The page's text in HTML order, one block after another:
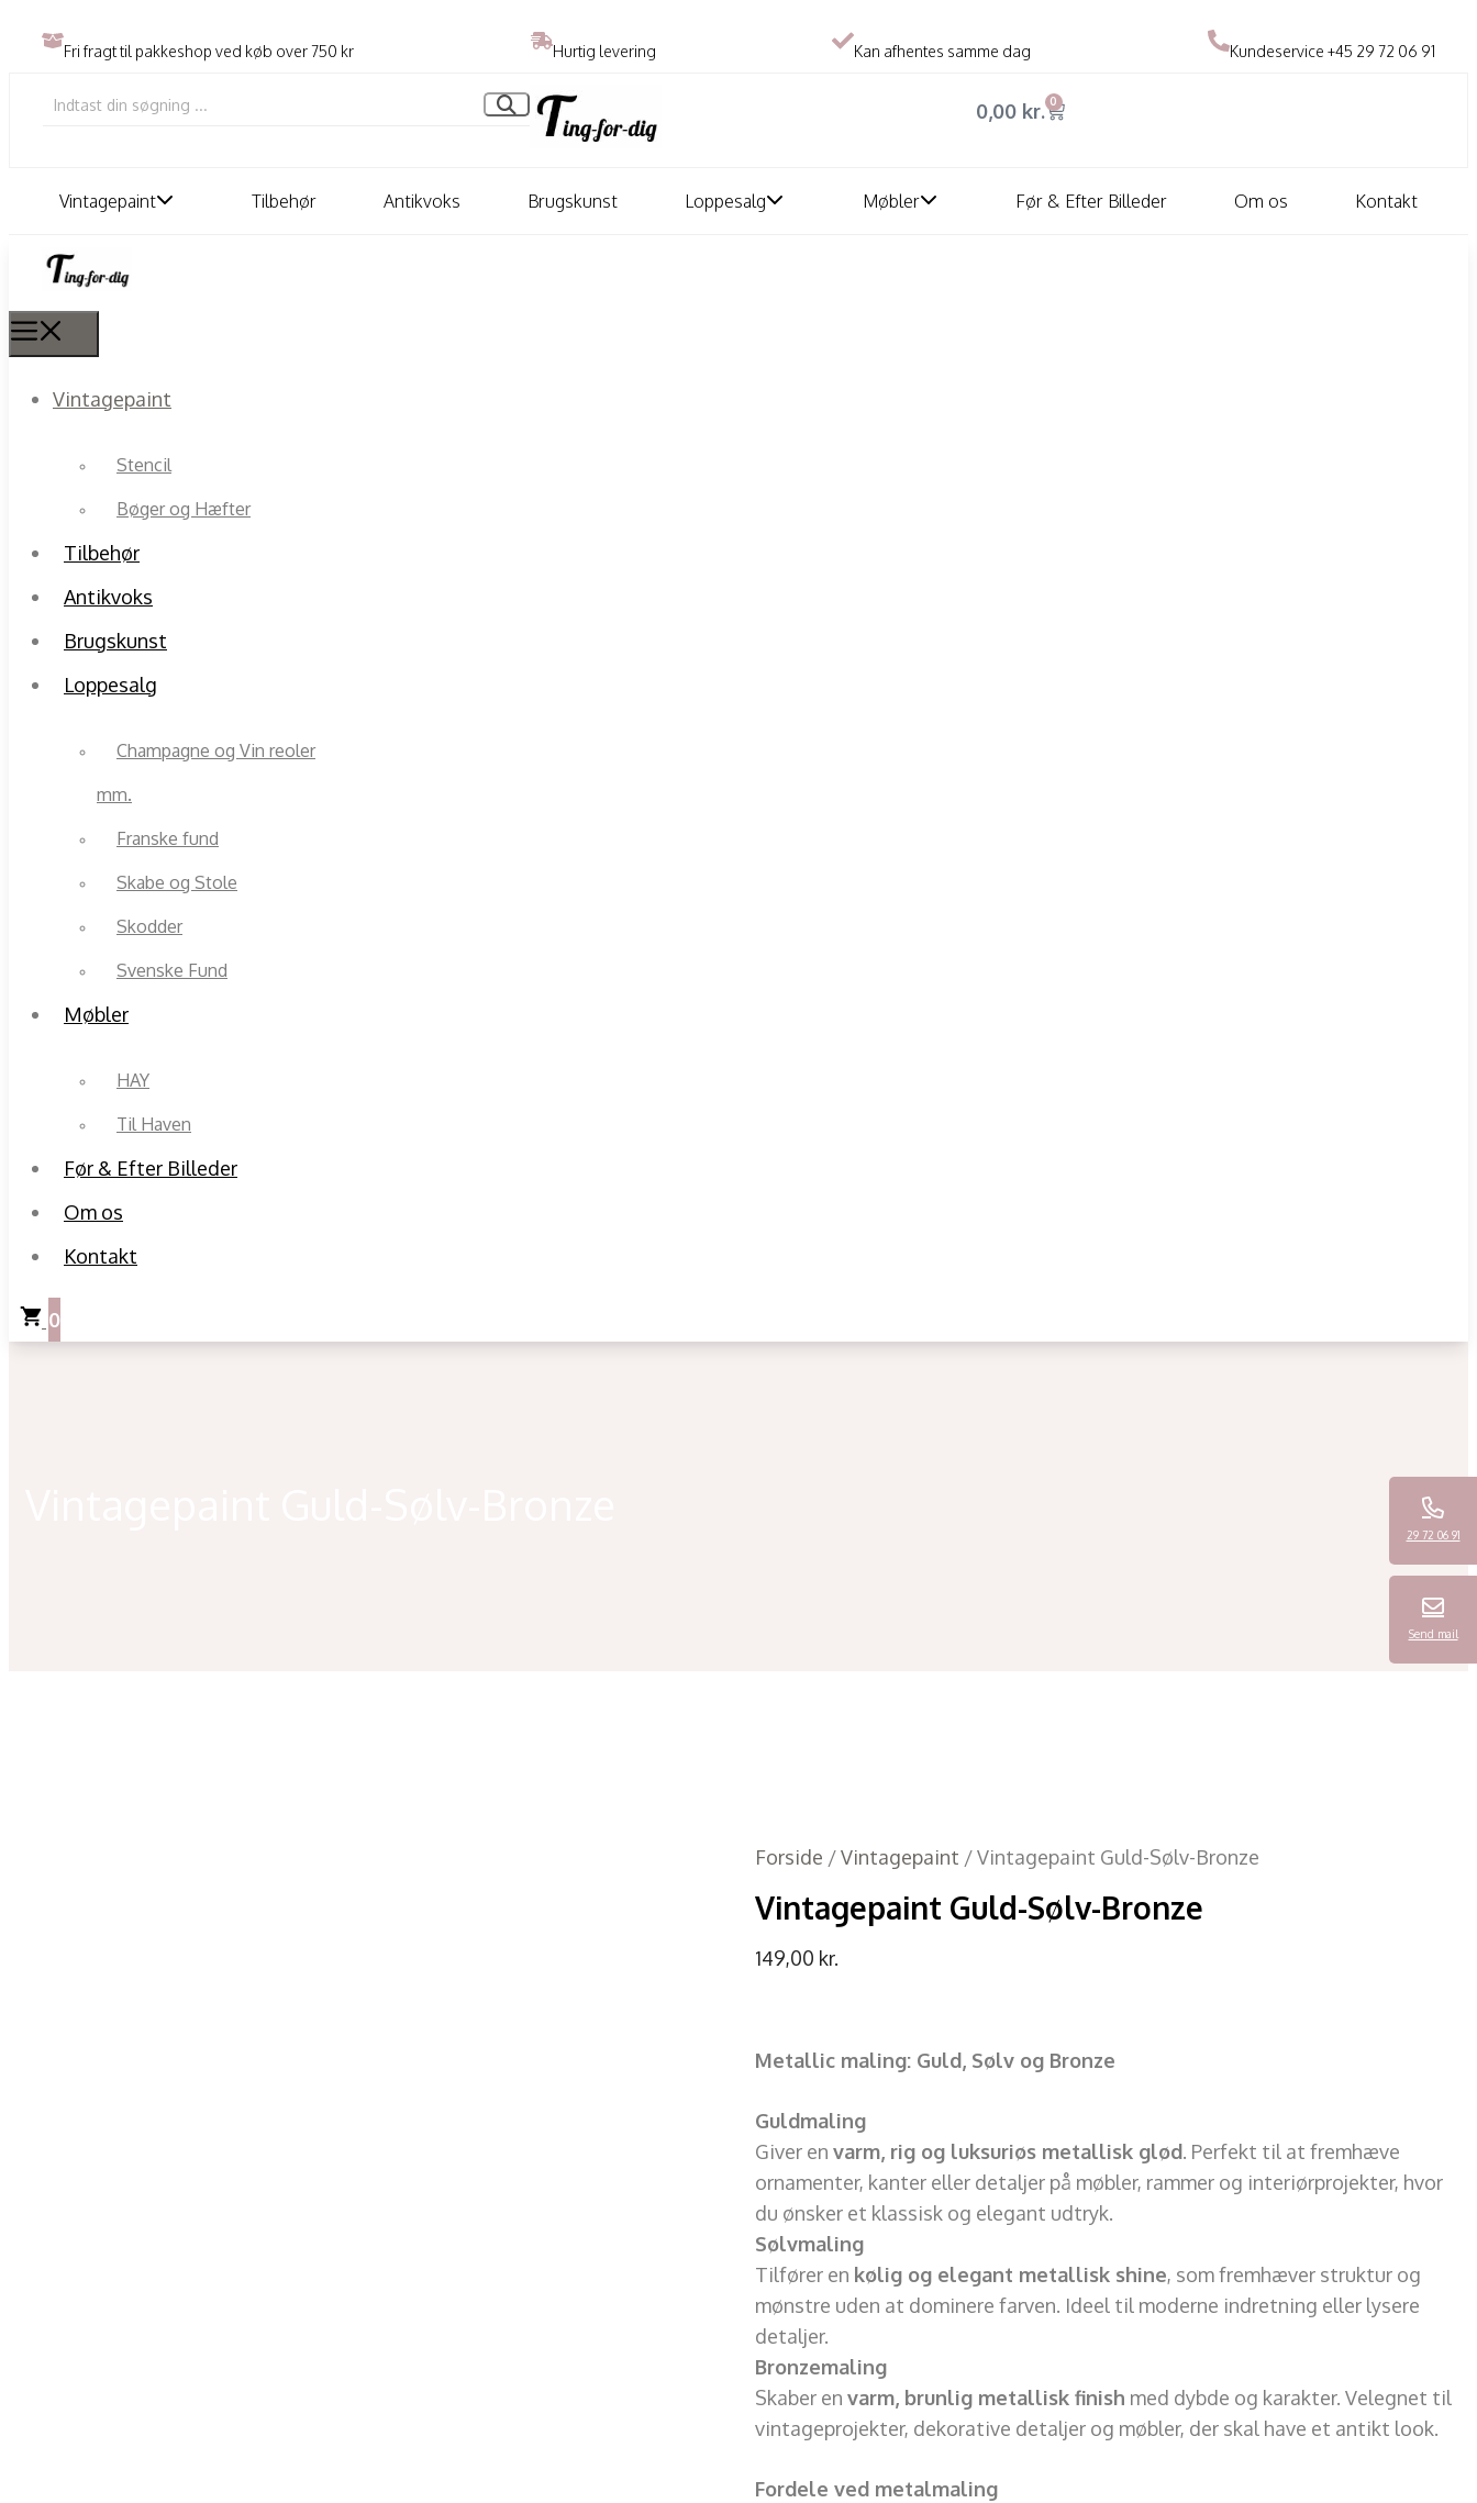
Fri fragt til pakkeshop ved køb over 750 kr Hurtig levering Kan afhentes samme dag Kundeservice +45 29 72 06 91
0,00 kr. 0
Vintagepaint Tilbehør Antikvoks Brugskunst Loppesalg Møbler Før & Efter Billeder Om os Kontakt
Vintagepaint
Stencil
Bøger og Hæfter
Tilbehør
Antikvoks
Brugskunst
Loppesalg
Champagne og Vin reoler
mm.
Franske fund
Skabe og Stole
Skodder
Svenske Fund
Møbler
HAY
Til Haven
Før & Efter Billeder
Om os
Kontakt
0
Forside /Vintagepaint / Vintagepaint Guld-Sølv-Bronze
Vintagepaint Guld-Sølv-Bronze
149,00 kr.
Metallic maling: Guld, Sølv og Bronze
Guldmaling
Giver en varm, rig og luksuriøs metallisk glød. Perfekt til at fremhæve
ornamenter, kanter eller detaljer på møbler, rammer og interiørprojekter, hvor
du ønsker et klassisk og elegant udtryk.
Sølvmaling
Tilfører en kølig og elegant metallisk shine, som fremhæver struktur og
mønstre uden at dominere farven. Ideel til moderne indretning eller lysere
detaljer.
Bronzemaling
Skaber en varm, brunlig metallisk finish med dybde og karakter. Velegnet til
vintageprojekter, dekorative detaljer og møbler, der skal have et antikt look.
Fordele ved metalmaling
29 72 06 91
Send mail